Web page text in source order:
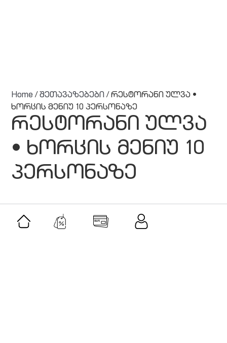
Home /შეთავაზებები / რესტორანი ულვა •
ხორცის მენიუ 10 პერსონაზე
რესტორანი ულვა
• ხორცის მენიუ 10
პერსონაზე
მსგავსი შეთავაზებები